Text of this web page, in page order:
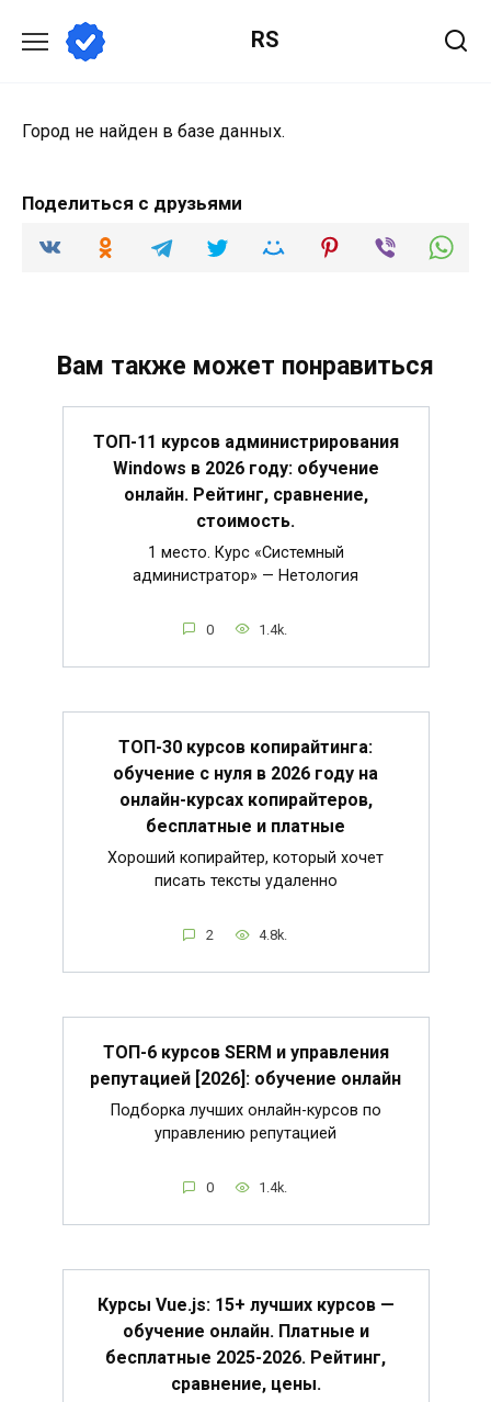
содержанию
RS
Город не найден в базе данных.
Поделиться с друзьями
Вам также может понравиться
ТОП-11 курсов администрирования
Windows в 2026 году: обучение
онлайн. Рейтинг, сравнение,
стоимость.
1 место. Курс «Системный
администратор» — Нетология
0 1.4k.
ТОП-30 курсов копирайтинга:
обучение с нуля в 2026 году на
онлайн-курсах копирайтеров,
бесплатные и платные
Хороший копирайтер, который хочет
писать тексты удаленно
2 4.8k.
ТОП-6 курсов SERM и управления
репутацией [2026]: обучение онлайн
Подборка лучших онлайн-курсов по
управлению репутацией
0 1.4k.
Курсы Vue.js: 15+ лучших курсов —
обучение онлайн. Платные и
бесплатные 2025-2026. Рейтинг,
сравнение, цены.